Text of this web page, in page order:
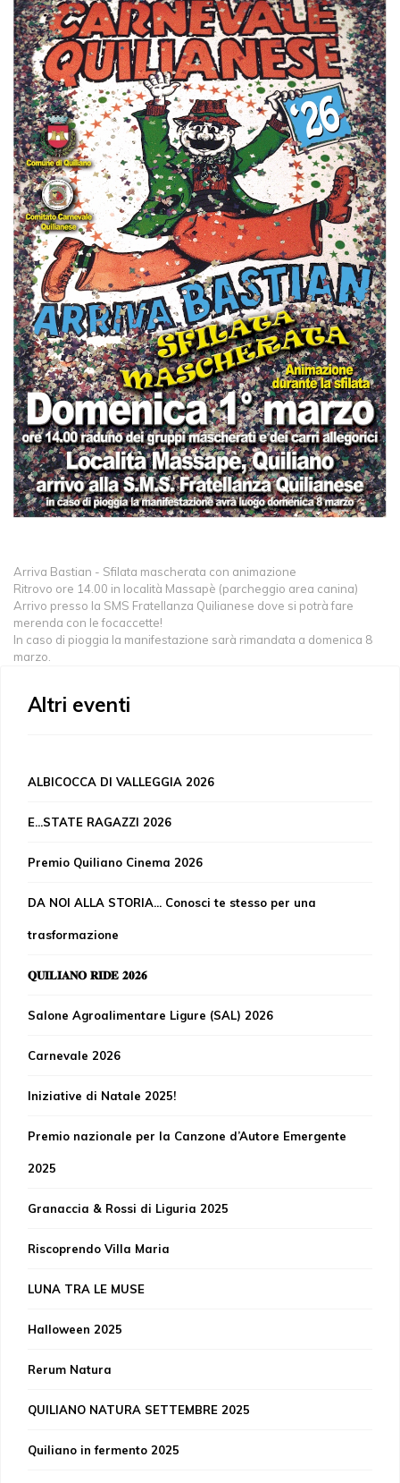
Arriva Bastian - Sfilata mascherata con animazione
Ritrovo ore 14.00 in località Massapè (parcheggio area canina)
Arrivo presso la SMS Fratellanza Quilianese dove si potrà fare
merenda con le focaccette!
In caso di pioggia la manifestazione sarà rimandata a domenica 8
marzo.
Altri eventi
ALBICOCCA DI VALLEGGIA 2026
E...STATE RAGAZZI 2026
Premio Quiliano Cinema 2026
DA NOI ALLA STORIA... Conosci te stesso per una
trasformazione
𝐐𝐔𝐈𝐋𝐈𝐀𝐍𝐎 𝐑𝐈𝐃𝐄 𝟐𝟎𝟐𝟔
Salone Agroalimentare Ligure (SAL) 2026
Carnevale 2026
Iniziative di Natale 2025!
Premio nazionale per la Canzone d’Autore Emergente
2025
Granaccia & Rossi di Liguria 2025
Riscoprendo Villa Maria
LUNA TRA LE MUSE
Halloween 2025
Rerum Natura
QUILIANO NATURA SETTEMBRE 2025
Quiliano in fermento 2025